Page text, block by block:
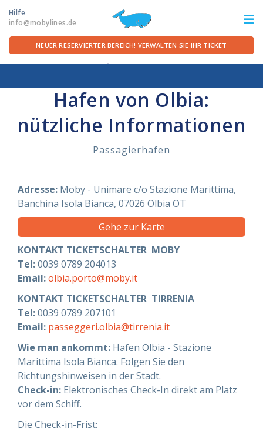
Hilfe
info@mobylines.de
ITA FRA DEU ENG
STRECKEN
FÜR DIE ÜBERFAHRT
SERVICE AN BORD
DIE REEDEREI
HILFE
HilfeOnline
Hilfeinfo@mobylines.de
NEUER RESERVIERTER BEREICH! VERWALTEN SIE IHR TICKET
Startseite/Für die Überfahrt/Häfen Sardinien/Olbia
Hafen von Olbia:
nützliche Informationen
Passagierhafen
Adresse: Moby - Unimare c/o Stazione Marittima,
Banchina Isola Bianca, 07026 Olbia OT
Gehe zur Karte
KONTAKT TICKETSCHALTER MOBY
Tel:0039 0789 204013
Email:olbia.porto@moby.it
KONTAKT TICKETSCHALTER TIRRENIA
Tel:0039 0789 207101
Email: passeggeri.olbia@tirrenia.it
Wie man ankommt: Hafen Olbia - Stazione
Marittima Isola Bianca. Folgen Sie den
Richtungshinweisen in der Stadt.
Check-in: Elektronisches Check-In direkt am Platz
vor dem Schiff.
Die Check-in-Frist: